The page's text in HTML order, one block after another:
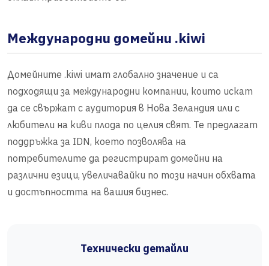
Международни домейни .kiwi
Домейните .kiwi имат глобално значение и са
подходящи за международни компании, които искат
да се свържат с аудитория в Нова Зеландия или с
любители на киви плода по целия свят. Те предлагат
поддръжка за IDN, което позволява на
потребителите да регистрират домейни на
различни езици, увеличавайки по този начин обхвата
и достъпността на вашия бизнес.
Технически детайли